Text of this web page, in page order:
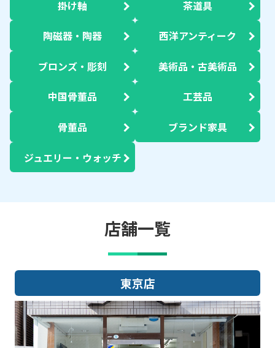
掛け軸 茶道具
陶磁器・陶器 西洋アンティーク
ブロンズ・彫刻 美術品・古美術品
中国骨董品 工芸品
骨董品 ブランド家具
ジュエリー・ウォッチ
店舗一覧